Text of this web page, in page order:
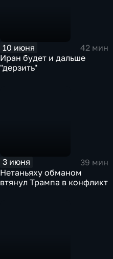
10 июня
42 мин
Иран будет и дальше
"дерзить"
3 июня
39 мин
Нетаньяху обманом
втянул Трампа в конфликт